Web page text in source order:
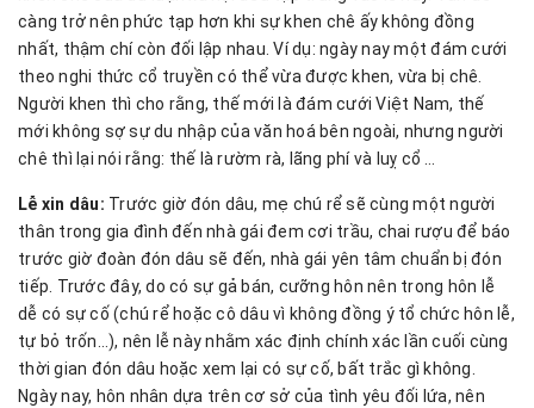
càng trở nên phức tạp hơn khi sự khen chê ấy không đồng
nhất, thậm chí còn đối lập nhau. Ví dụ: ngày nay một đám cưới
theo nghi thức cổ truyền có thể vừa được khen, vừa bị chê.
Người khen thì cho rằng, thế mới là đám cưới Việt Nam, thế
mới không sợ sự du nhập của văn hoá bên ngoài, nhưng người
chê thì lại nói rằng: thế là rườm rà, lãng phí và luỵ cổ …
Lễ xin dâu: Trước giờ đón dâu, mẹ chú rể sẽ cùng một người
thân trong gia đình đến nhà gái đem cơi trầu, chai rượu để báo
trước giờ đoàn đón dâu sẽ đến, nhà gái yên tâm chuẩn bị đón
tiếp. Trước đây, do có sự gả bán, cưỡng hôn nên trong hôn lễ
dễ có sự cố (chú rể hoặc cô dâu vì không đồng ý tổ chức hôn lễ,
tự bỏ trốn…), nên lễ này nhằm xác định chính xác lần cuối cùng
thời gian đón dâu hoặc xem lại có sự cố, bất trắc gì không.
Ngày nay, hôn nhân dựa trên cơ sở của tình yêu đối lứa, nên